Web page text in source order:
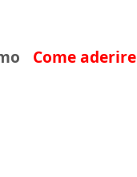
Come aderire